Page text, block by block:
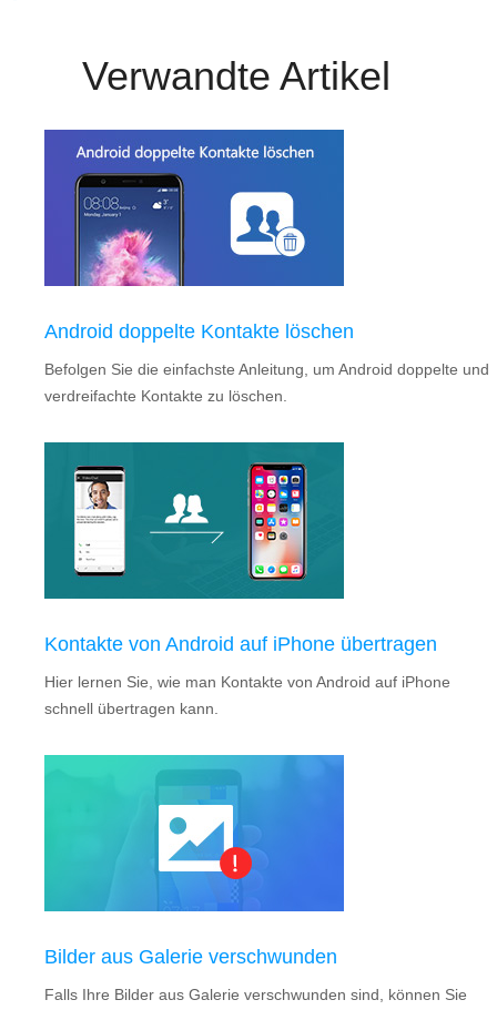
Verwandte Artikel
Android doppelte Kontakte löschen
Befolgen Sie die einfachste Anleitung, um Android doppelte und
verdreifachte Kontakte zu löschen.
Kontakte von Android auf iPhone übertragen
Hier lernen Sie, wie man Kontakte von Android auf iPhone
schnell übertragen kann.
Bilder aus Galerie verschwunden
Falls Ihre Bilder aus Galerie verschwunden sind, können Sie